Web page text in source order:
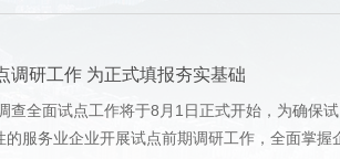
调研工作 为正式填报夯实基础
查全面试点工作将于8月1日正式开始，为确保
服务业企业开展试点前期调研工作，全面掌握